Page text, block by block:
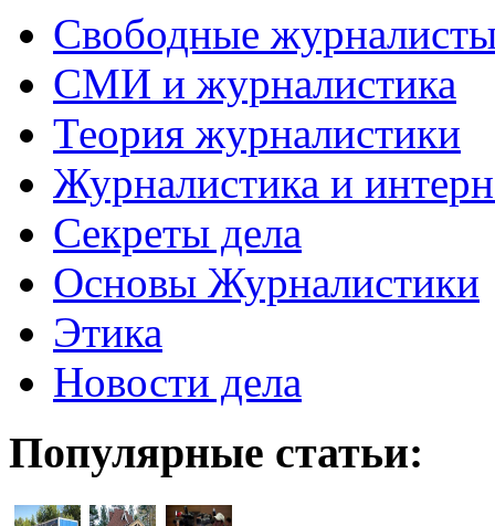
Свободные
СМИ и журналистика
Теория журналистики
Журналистика и
Секреты дела
Основы Журналистики
Этика
Новости дела
Популярные статьи: